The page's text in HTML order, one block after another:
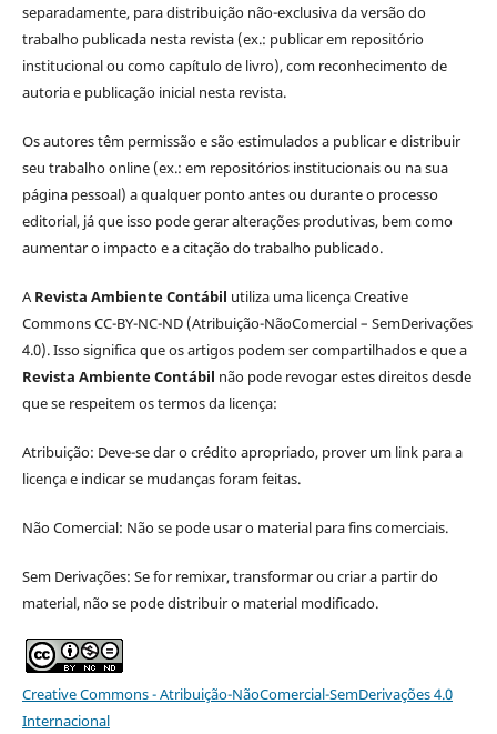
separadamente, para distribuição não-exclusiva da versão do
trabalho publicada nesta revista (ex.: publicar em repositório
institucional ou como capítulo de livro), com reconhecimento de
autoria e publicação inicial nesta revista.
Os autores têm permissão e são estimulados a publicar e distribuir
seu trabalho online (ex.: em repositórios institucionais ou na sua
página pessoal) a qualquer ponto antes ou durante o processo
editorial, já que isso pode gerar alterações produtivas, bem como
aumentar o impacto e a citação do trabalho publicado.
ARevista Ambiente Contábil utiliza uma licença Creative
Commons CC-BY-NC-ND (Atribuição-NãoComercial – SemDerivações
4.0). Isso significa que os artigos podem ser compartilhados e que a
Revista Ambiente Contábil não pode revogar estes direitos desde
que se respeitem os termos da licença:
Atribuição: Deve-se dar o crédito apropriado, prover um link para a
licença e indicar se mudanças foram feitas.
Não Comercial: Não se pode usar o material para fins comerciais.
Sem Derivações: Se for remixar, transformar ou criar a partir do
material, não se pode distribuir o material modificado.
Creative Commons - Atribuição-NãoComercial-SemDerivações 4.0
Internacional